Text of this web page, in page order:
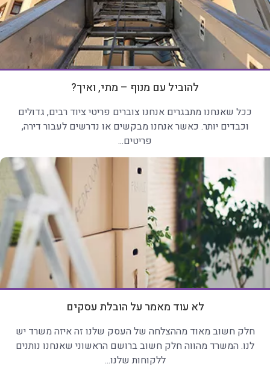
להוביל עם מנוף – מתי, ואיך?
ככל שאנחנו מתבגרים אנחנו צוברים פריטי ציוד רבים, גדולים
וכבדים יותר. כאשר אנחנו מבקשים או נדרשים לעבור דירה,
פריטים...
לא עוד מאמר על הובלת עסקים
חלק חשוב מאוד מההצלחה של העסק שלנו זה איזה משרד יש
לנו. המשרד מהווה חלק חשוב ברושם הראשוני שאנחנו נותנים
ללקוחות שלנו...